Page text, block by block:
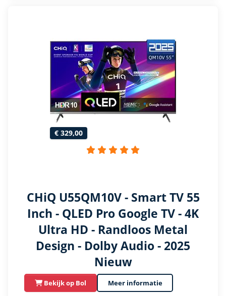
€ 329,00
CHiQ U55QM10V - Smart TV 55
Inch - QLED Pro Google TV - 4K
Ultra HD - Randloos Metal
Design - Dolby Audio - 2025
Nieuw
Bekijk op Bol Meer informatie